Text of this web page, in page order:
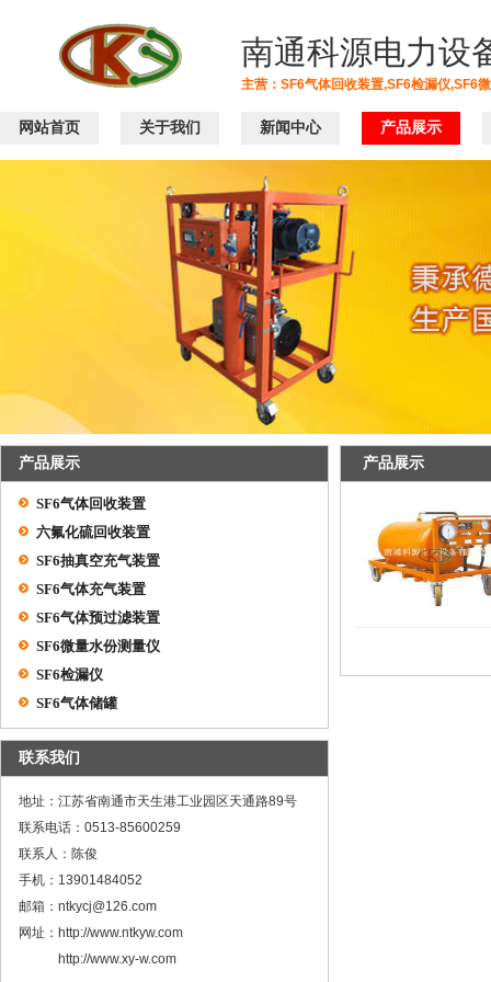
南通科源电力设
主营：SF6气体回收装置,SF6检漏仪,SF6
网站首页 关于我们 新闻中心 产品展示
产品展示
产品展示
SF6气体回收装置
六氟化硫回收装置
SF6抽真空充气装置
SF6气体充气装置
SF6气体预过滤装置
SF6微量水份测量仪
SF6检漏仪
SF6气体储罐
联系我们
地址：江苏省南通市天生港工业园区天通路89号
联系电话：0513-85600259
联系人：陈俊
手机：13901484052
邮箱：ntkycj@126.com
网址：http://www.ntkyw.com
http://www.xy-w.com